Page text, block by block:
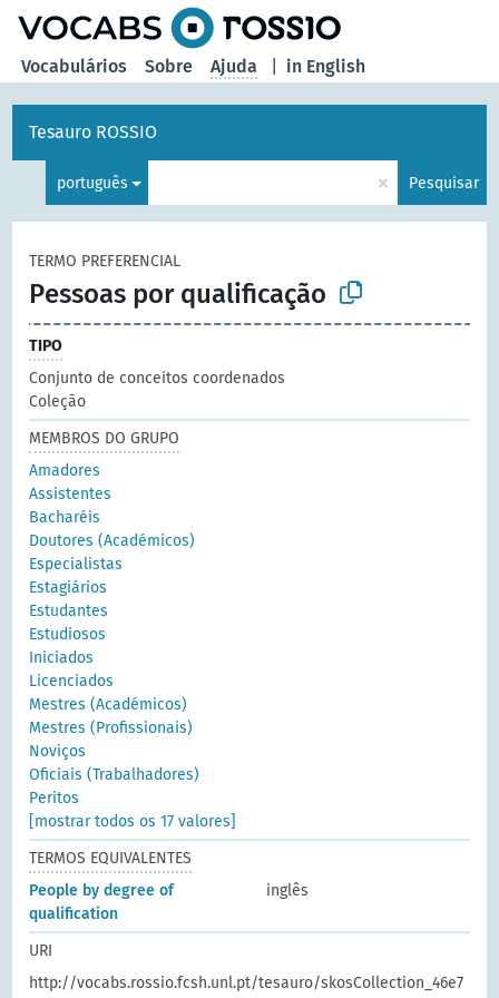
in English
Vocabulários Sobre Ajuda
Tesauro ROSSIO
português × Pesquisar
TERMO PREFERENCIAL
Pessoas por qualificação
TIPO
Conjunto de conceitos coordenados
Coleção
MEMBROS DO GRUPO
Amadores
Assistentes
Bacharéis
Doutores (Académicos)
Especialistas
Estagiários
Estudantes
Estudiosos
Iniciados
Licenciados
Mestres (Académicos)
Mestres (Profissionais)
Noviços
Oficiais (Trabalhadores)
Peritos
[mostrar todos os 17 valores]
TERMOS EQUIVALENTES
People by degree of
qualification
inglês
URI
http://vocabs.rossio.fcsh.unl.pt/tesauro/skosCollection_46e7